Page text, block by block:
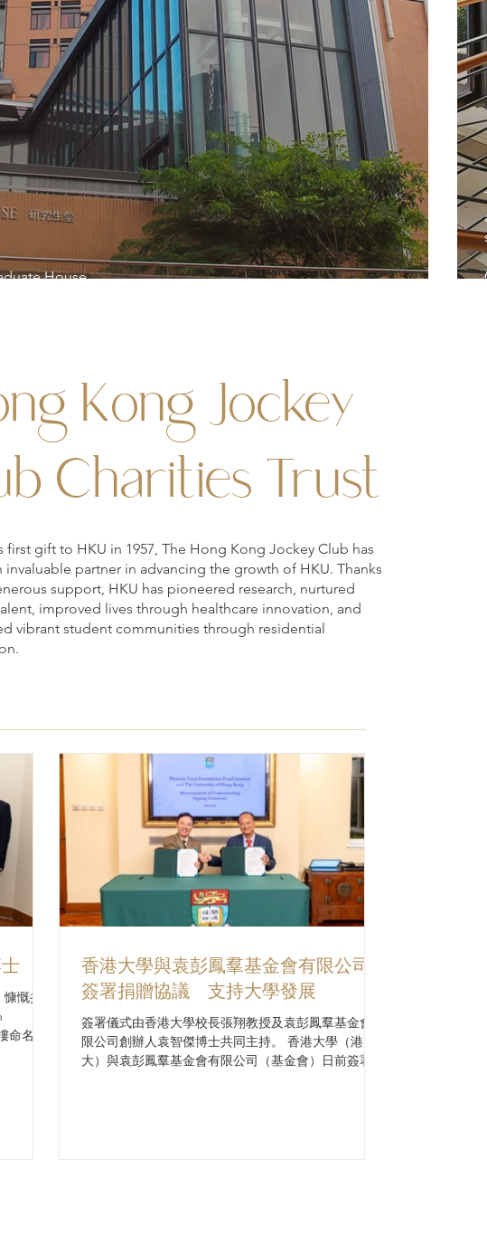
Kong Jockey
Charities Trust
first gift to HKU in 1957, The Hong Kong Jockey Club has
invaluable partner in advancing the growth of HKU. Thanks
support, HKU has pioneered research, nurtured
improved lives through healthcare innovation, and
vibrant student communities through residential
House
慨捐
名為
的慷慨
香港大學與袁彭鳳羣基金會有限公司
簽署捐贈協議 支持大學發展
簽署儀式由香港大學校長張翔教授及袁彭鳳羣基金會有
限公司創辦人袁智傑博士共同主持。 香港大學（港
大）與袁彭鳳羣基金會有限公司（基金會）日前簽署捐
生及彭勁思先生；香港大學副校長（大學拓展）汪揚教